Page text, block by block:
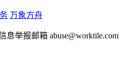
万象方舟
息举报邮箱 abuse@worktile.com